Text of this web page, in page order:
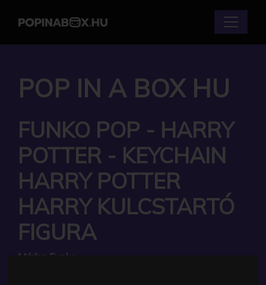
POP IN A BOX HU
FUNKO POP - HARRY
POTTER - KEYCHAIN
HARRY POTTER
HARRY KULCSTARTÓ
FIGURA
Márka: Funko